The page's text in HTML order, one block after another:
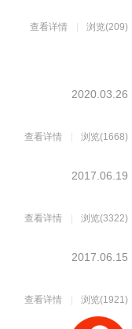
查看详情 浏览(209)
2020.03.26
查看详情 浏览(1668)
2017.06.19
查看详情 浏览(3322)
2017.06.15
查看详情 浏览(1921)